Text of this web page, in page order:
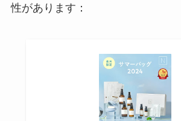
性があります：